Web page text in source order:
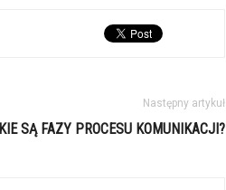
Następny artykuł
SĄ FAZY PROCESU KOMUNIKACJI?